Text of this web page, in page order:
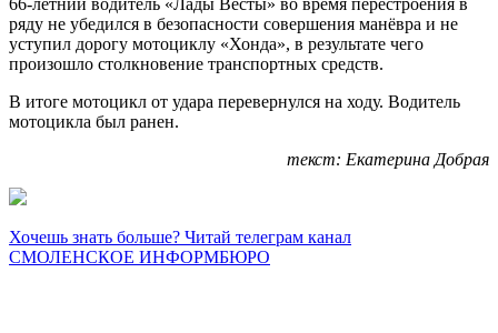
ряду не убедился в безопасности совершения манёвра и не
уступил дорогу мотоциклу «Хонда», в результате чего
произошло столкновение транспортных средств.
В итоге мотоцикл от удара перевернулся на ходу. Водитель
мотоцикла был ранен.
текст: Екатерина Добрая
Хочешь знать больше? Читай телеграм канал
СМОЛЕНСКОЕ ИНФОРМБЮРО